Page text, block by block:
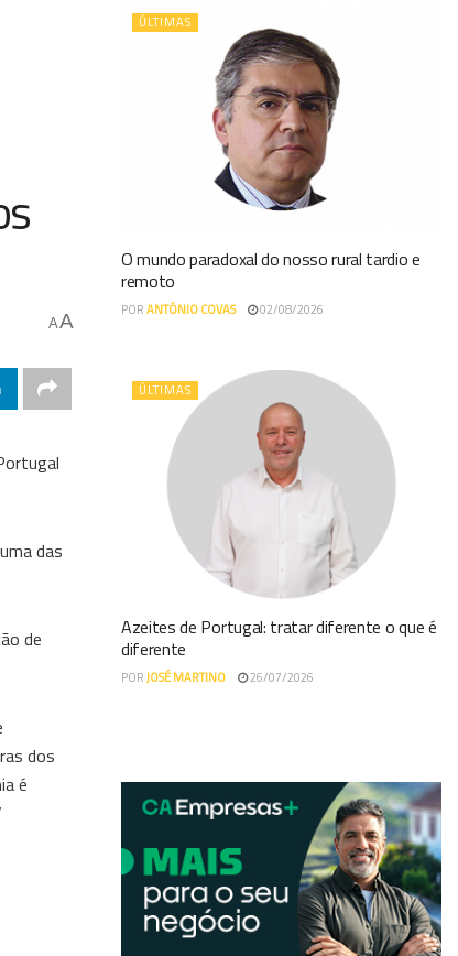
AA
das
de
dos
é
ÚLTIMAS
O mundo paradoxal do nosso rural tardio e
remoto
PORANTÓNIO COVAS 02/08/2026
ÚLTIMAS
Azeites de Portugal: tratar diferente o que é
diferente
PORJOSÉ MARTINO 26/07/2026